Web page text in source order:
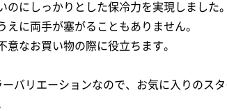
にしっかりとした保冷力を実現しました。
に両手が塞がることもありません。
なお買い物の際に役立ちます。
バリエーションなので、お気に入りのスタ